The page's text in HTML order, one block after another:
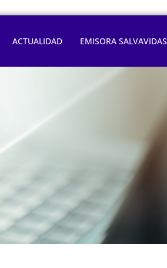
ACTUALIDAD EMISORA SALVAVIDAS